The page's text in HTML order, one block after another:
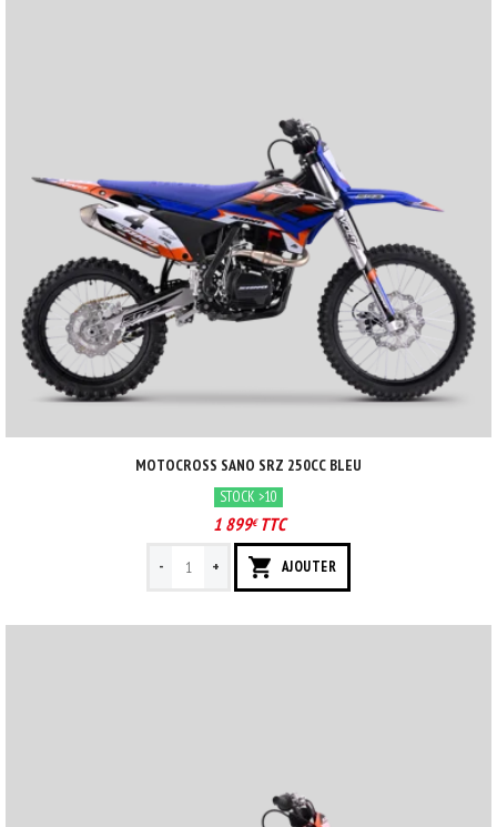
MOTOCROSS SANO SRZ 250CC BLEU
STOCK >10
1 899€TTC
- + AJOUTER